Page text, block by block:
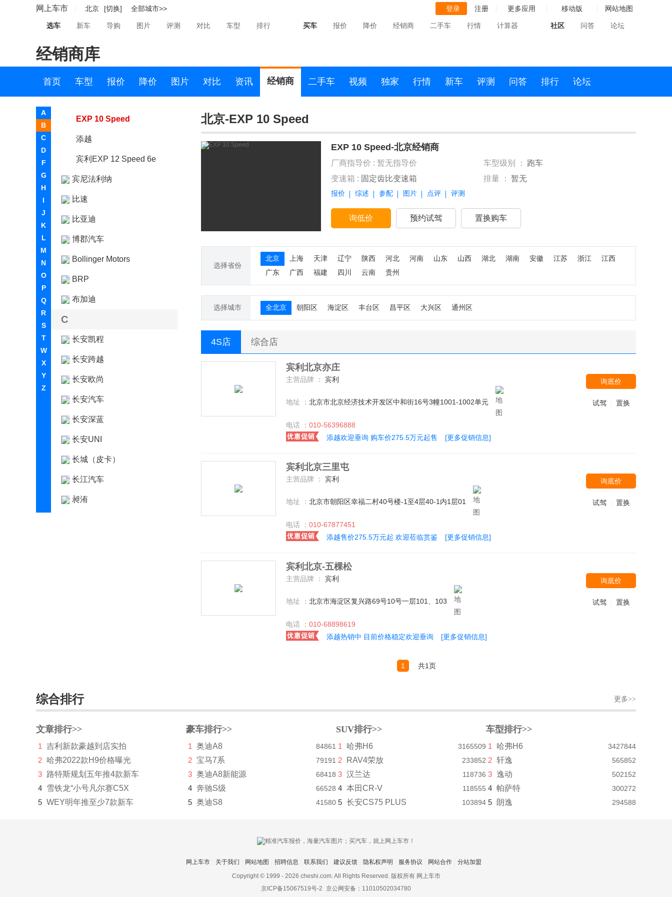
网上车市 北京 [切换] 全部城市>> 登录 注册 更多应用 移动版 网站地图
选车 新车 导购 图片 评测 对比 车型 排行 买车 报价 降价 经销商 二手车 行情 计算器 社区 问答 论坛
经销商库
首页 车型 报价 降价 图片 对比 资讯 经销商 二手车 视频 独家 行情 新车 评测 问答 排行 论坛
A
B
C
D
F
G
H
I
J
K
L
M
N
O
P
Q
R
S
T
W
X
Y
Z
欧陆
宾利EXP 9 F
宾利GTV8S
EXP 10 Speed
添越
宾利EXP 12 Speed 6e
宾尼法利纳
比速
比亚迪
博郡汽车
Bollinger Motors
BRP
布加迪
C
长安凯程
长安跨越
长安欧尚
长安汽车
长安深蓝
长安UNI
长城（皮卡）
长江汽车
昶洧
大运
帝亚一维
东风
东风EV新能源
北京-EXP 10 Speed
EXP 10 Speed-北京经销商
厂商指导价 : 暂无指导价 车型级别 ：
跑车
变速箱 : 固定齿比变速箱 排量 ： 暂无
报价 综述 参配 图片 点评 评测
询低价 预约试驾 置换购车
选择省份
北京 上海 天津 辽宁 陕西 河北 河南 山东 山西 湖北 湖南 安徽 江苏 浙江
江西
广东
广西 福建 四川 云南 贵州
选择城市 全北京 朝阳区 海淀区 丰台区 昌平区 大兴区 通州区
4S店 综合店
宾利北京亦庄
主营品牌 ： 宾利
地址 ： 北京市北京经济技术开发区中和街16号3幢1001-1002单元
电话 ： 010-56396888
添越欢迎垂询 购车价275.5万元起售
[更多促销信息]
询底价
试驾 置换
宾利北京三里屯
主营品牌 ： 宾利
地址 ： 北京市朝阳区幸福二村40号楼-1至4层40-1内1层01
电话 ： 010-67877451
添越售价275.5万元起 欢迎莅临赏鉴
[更多促销信息]
询底价
试驾 置换
宾利北京-五棵松
主营品牌 ： 宾利
地址 ： 北京市海淀区复兴路69号10号一层101、103
电话 ： 010-68898619
添越热销中 目前价格稳定欢迎垂询
[更多促销信息]
询底价
试驾 置换
1 共1页
综合排行 更多>>
文章排行>>
1
吉利新款豪越到店实拍
2 哈弗2022款H9价格曝光
3 路特斯规划五年推4款新车
4 雪铁龙“小号凡尔赛C5X
5 WEY明年推至少7款新车
豪车排行>>
1 奥迪A8 84861
2 宝马7系 79191
3 奥迪A8新能源 68418
4 奔驰S级 66528
5 奥迪S8 41580
SUV排行>>
1 哈弗H6 3165509
2 RAV4荣放 233852
3 汉兰达 118736
4 本田CR-V 118555
5 长安CS75 PLUS 103894
车型排行>>
1 哈弗H6 3427844
2 轩逸 565852
3 逸动 502152
4 帕萨特 300272
5 朗逸 294588
网上车市 关于我们 网站地图 招聘信息 联系我们 建议反馈 隐私权声明 服务协议 网站合作
分站加盟
Copyright © 1999 - 2026 cheshi.com. All Rights Reserved. 版权所有 网上车市
京ICP备15067519号-2 京公网安备：11010502034780